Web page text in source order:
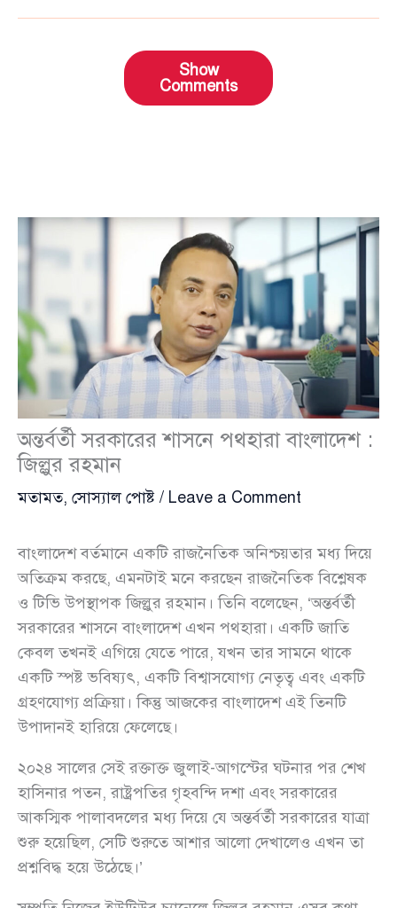
Show
Comments
অন্তর্বর্তী সরকারের শাসনে পথহারা বাংলাদেশ :
জিল্লুর রহমান
মতামত, সোস্যাল পোষ্ট / Leave a Comment
বাংলাদেশ বর্তমানে একটি রাজনৈতিক অনিশ্চয়তার মধ্য দিয়ে
অতিক্রম করছে, এমনটাই মনে করছেন রাজনৈতিক বিশ্লেষক
ও টিভি উপস্থাপক জিল্লুর রহমান। তিনি বলেছেন, ‘অন্তর্বর্তী
সরকারের শাসনে বাংলাদেশ এখন পথহারা। একটি জাতি
কেবল তখনই এগিয়ে যেতে পারে, যখন তার সামনে থাকে
একটি স্পষ্ট ভবিষ্যৎ, একটি বিশ্বাসযোগ্য নেতৃত্ব এবং একটি
গ্রহণযোগ্য প্রক্রিয়া। কিন্তু আজকের বাংলাদেশ এই তিনটি
উপাদানই হারিয়ে ফেলেছে।
২০২৪ সালের সেই রক্তাক্ত জুলাই-আগস্টের ঘটনার পর শেখ
হাসিনার পতন, রাষ্ট্রপতির গৃহবন্দি দশা এবং সরকারের
আকস্মিক পালাবদলের মধ্য দিয়ে যে অন্তর্বর্তী সরকারের যাত্রা
শুরু হয়েছিল, সেটি শুরুতে আশার আলো দেখালেও এখন তা
প্রশ্নবিদ্ধ হয়ে উঠেছে।’